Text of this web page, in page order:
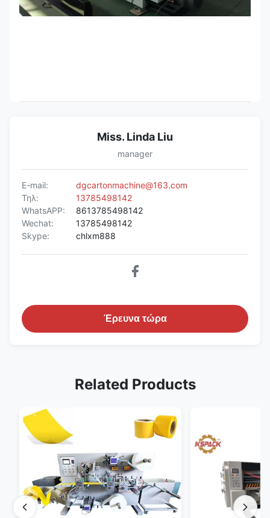
Miss. Linda Liu
manager
E-mail:
dgcartonmachine@163.com
Τηλ:
13785498142
WhatsAPP:
8613785498142
Wechat:
13785498142
Skype:
chlxm888
Έρευνα τώρα
Related Products